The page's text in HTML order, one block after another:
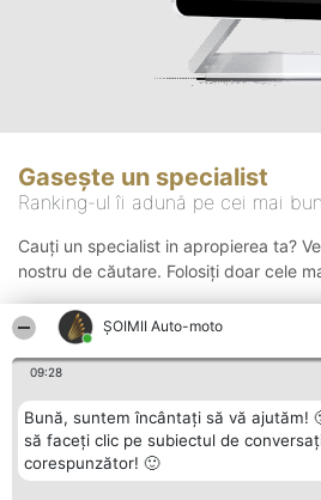
ȘOIMII Auto-moto
09:28
Bună, suntem încântați să vă ajutăm!
să faceți clic pe subiectul de
corespunzător! 🙂
Gasește un specialist
Ranking-ul îi adună pe cei mai
Cauți un specialist in apropierea ta?
nostru de căutare. Folosiți doar cele